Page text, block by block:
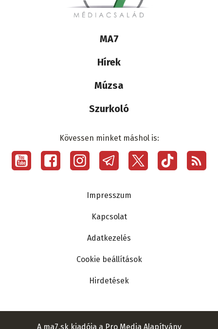
Lábléc
médiacsalád
MA7
Hírek
Múzsa
Szurkoló
Social
menu
Kövessen minket máshol is:
Impresszum
Kapcsolat
Adatkezelés
Cookie beállítások
Hirdetések
A ma7.sk kiadója a Pro Media Alapítvány